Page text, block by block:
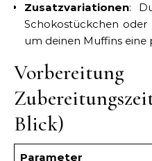
Zusatzvariationen:
Schokostückchen
um deinen Muffins eine
Blick)
Parameter